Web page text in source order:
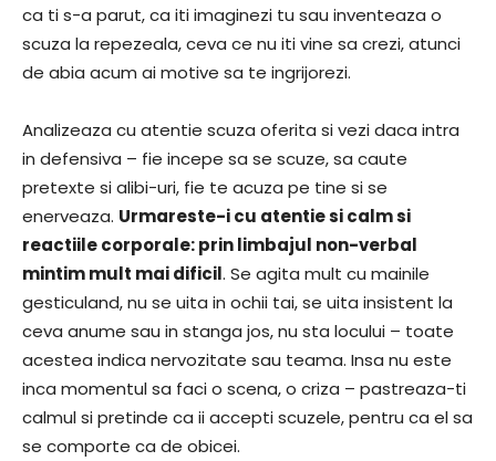
ca ti s-a parut, ca iti imaginezi tu sau inventeaza o
scuza la repezeala, ceva ce nu iti vine sa crezi, atunci
de abia acum ai motive sa te ingrijorezi.
Analizeaza cu atentie scuza oferita si vezi daca intra
in defensiva – fie incepe sa se scuze, sa caute
pretexte si alibi-uri, fie te acuza pe tine si se
enerveaza. Urmareste-i cu atentie si calm si
reactiile corporale: prin limbajul non-verbal
mintim mult mai dificil. Se agita mult cu mainile
gesticuland, nu se uita in ochii tai, se uita insistent la
ceva anume sau in stanga jos, nu sta locului – toate
acestea indica nervozitate sau teama. Insa nu este
inca momentul sa faci o scena, o criza – pastreaza-ti
calmul si pretinde ca ii accepti scuzele, pentru ca el sa
se comporte ca de obicei.